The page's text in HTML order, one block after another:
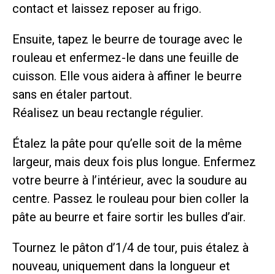
contact et laissez reposer au frigo.
Ensuite, tapez le beurre de tourage avec le
rouleau et enfermez-le dans une feuille de
cuisson. Elle vous aidera à affiner le beurre
sans en étaler partout.
Réalisez un beau rectangle régulier.
Étalez la pâte pour qu’elle soit de la même
largeur, mais deux fois plus longue. Enfermez
votre beurre à l’intérieur, avec la soudure au
centre. Passez le rouleau pour bien coller la
pâte au beurre et faire sortir les bulles d’air.
Tournez le pâton d’1/4 de tour, puis étalez à
nouveau, uniquement dans la longueur et